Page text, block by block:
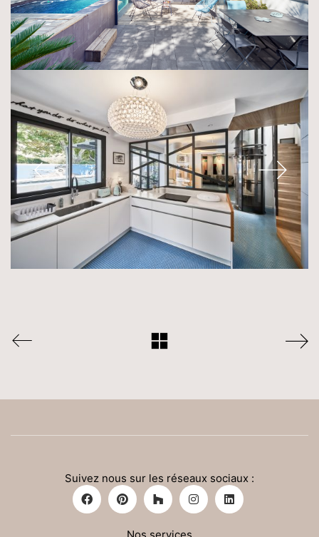
Suivez nous sur les réseaux sociaux :